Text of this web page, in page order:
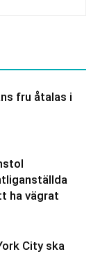
fru åtalas i
ha vägrat
City ska